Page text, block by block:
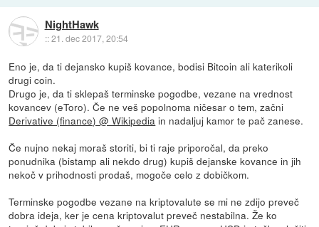
NightHawk
::21. dec 2017, 20:54
Eno je, da ti dejansko kupiš kovance, bodisi Bitcoin ali katerikoli
drugi coin.
Drugo je, da ti sklepaš terminske pogodbe, vezane na vrednost
kovancev (eToro). Če ne veš popolnoma ničesar o tem, začni
Derivative (finance) @ Wikipedia in nadaljuj kamor te pač zanese.
Če nujno nekaj moraš storiti, bi ti raje priporočal, da preko
ponudnika (bistamp ali nekdo drug) kupiš dejanske kovance in jih
nekoč v prihodnosti prodaš, mogoče celo z dobičkom.
Terminske pogodbe vezane na kriptovalute se mi ne zdijo preveč
dobra ideja, ker je cena kriptovalut preveč nestabilna. Že ko